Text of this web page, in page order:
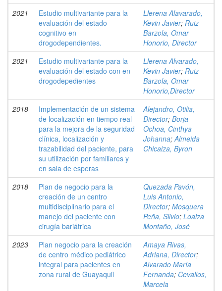
2021
Estudio multivariante para la
evaluación del estado
cognitivo en
drogodependientes.
Llerena Alavarado,
Kevin Javier; Ruiz
Barzola, Omar
Honorio, Director
2021
Estudio multivariante para la
evaluación del estado con en
drogodepedientes
Llerena Alvarado,
Kevin Javier; Ruiz
Barzola, Omar
Honorio,Director
2018
Implementación de un sistema
de localización en tiempo real
para la mejora de la seguridad
clínica, localización y
trazabilidad del paciente, para
su utilización por familiares y
en sala de esperas
Alejandro, Otilia,
Director; Borja
Ochoa, Cinthya
Johanna;Almeida
Chicaiza, Byron
2018
Plan de negocio para la
creación de un centro
multidisciplinario para el
manejo del paciente con
cirugía bariátrica
Quezada Pavón,
Luis Antonio,
Director; Mosquera
Peña, Silvio; Loaiza
Montaño, José
2023
Plan negocio para la creación
de centro médico pediátrico
integral para pacientes en
zona rural de Guayaquil
Amaya Rivas,
Adriana, Director;
Alvarado María
Fernanda; Cevallos,
Marcela